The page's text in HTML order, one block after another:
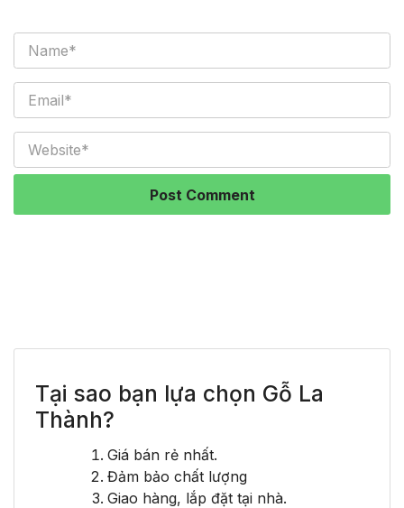
Tại sao bạn lựa chọn Gỗ La
Thành?
Giá bán rẻ nhất.
Đảm bảo chất lượng
Giao hàng, lắp đặt tại nhà.